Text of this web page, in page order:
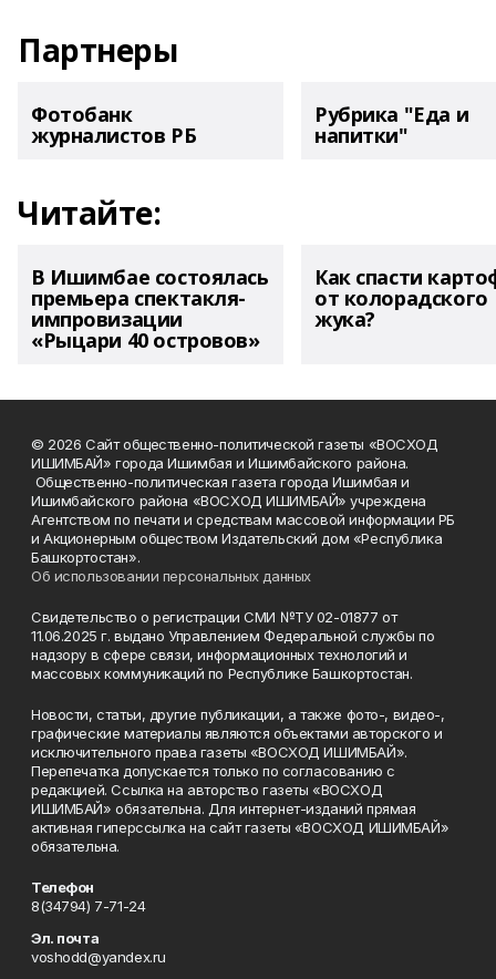
Партнеры
Фотобанк
журналистов РБ
Рубрика "Еда и
напитки"
Читайте:
В Ишимбае состоялась
премьера спектакля-
импровизации
«Рыцари 40 островов»
Как спасти
от колорадского
жука?
© 2026 Сайт общественно-политической газеты «ВОСХОД
ИШИМБАЙ» города Ишимбая и Ишимбайского района.
Общественно-политическая газета города Ишимбая и
Ишимбайского района «ВОСХОД ИШИМБАЙ» учреждена
Агентством по печати и средствам массовой информации РБ
и Акционерным обществом Издательский дом «Республика
Башкортостан».
Об использовании персональных данных
Свидетельство о регистрации СМИ №ТУ 02-01877 от
11.06.2025 г. выдано Управлением Федеральной службы по
надзору в сфере связи, информационных технологий и
массовых коммуникаций по Республике Башкортостан.
Новости, статьи, другие публикации, а также фото-, видео-,
графические материалы являются объектами авторского и
исключительного права газеты «ВОСХОД ИШИМБАЙ».
Перепечатка допускается только по согласованию с
редакцией. Ссылка на авторство газеты «ВОСХОД
ИШИМБАЙ» обязательна. Для интернет-изданий прямая
активная гиперссылка на сайт газеты «ВОСХОД ИШИМБАЙ»
обязательна.
Телефон
8(34794) 7-71-24
Эл. почта
voshodd@yandex.ru